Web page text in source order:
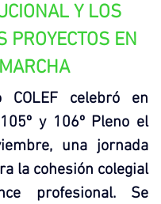
Y LOS
PROYECTOS EN
MARCHA
COLEF celebró en
y 106º Pleno el
una jornada
la cohesión colegial
profesional. Se